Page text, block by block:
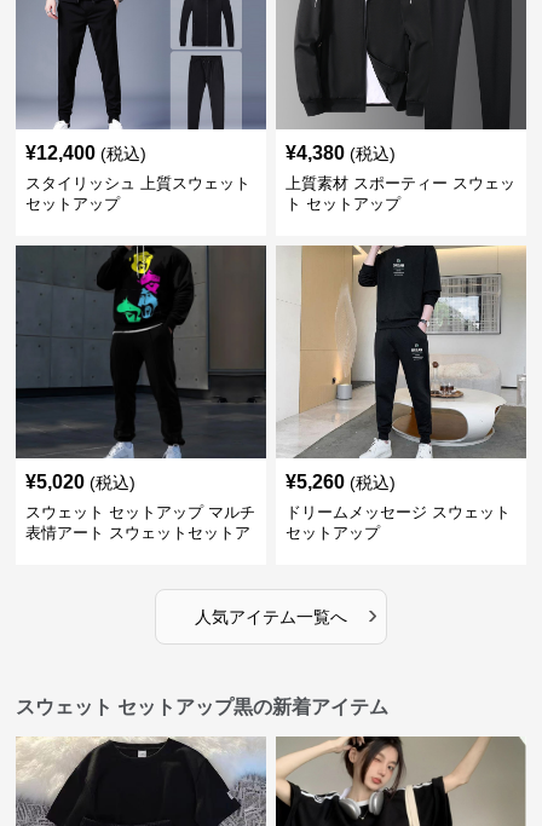
¥12,400 (税込)
スタイリッシュ 上質スウェット
セットアップ
¥4,380 (税込)
上質素材 スポーティー スウェッ
ト セットアップ
¥5,020 (税込)
スウェット セットアップ マルチ
表情アート スウェットセットア
¥5,260 (税込)
ドリームメッセージ スウェット
セットアップ
人気アイテム一覧へ ›
スウェット セットアップ黒の新着アイテム